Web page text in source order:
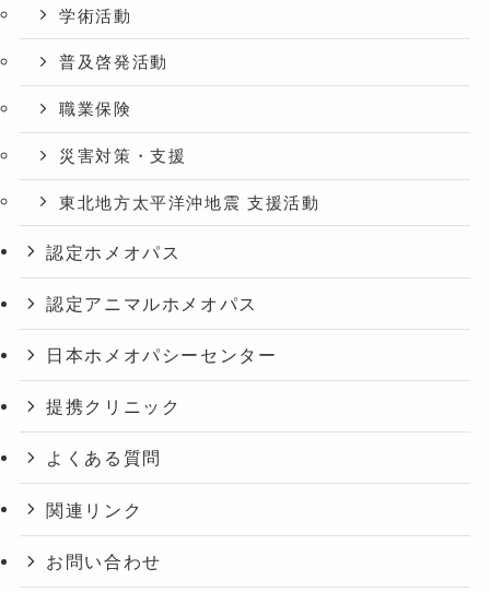
学術活動
普及啓発活動
職業保険
災害対策・支援
東北地方太平洋沖地震 支援活動
認定ホメオパス
認定アニマルホメオパス
日本ホメオパシーセンター
提携クリニック
よくある質問
関連リンク
お問い合わせ